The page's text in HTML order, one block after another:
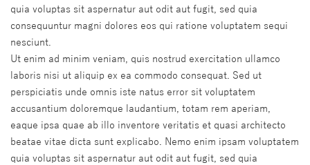
quia voluptas sit aspernatur aut odit aut fugit, sed quia
consequuntur magni dolores eos qui ratione voluptatem sequi
nesciunt.
Ut enim ad minim veniam, quis nostrud exercitation ullamco
laboris nisi ut aliquip ex ea commodo consequat. Sed ut
perspiciatis unde omnis iste natus error sit voluptatem
accusantium doloremque laudantium, totam rem aperiam,
eaque ipsa quae ab illo inventore veritatis et quasi architecto
beatae vitae dicta sunt explicabo. Nemo enim ipsam voluptatem
quia voluptas sit aspernatur aut odit aut fugit, sed quia